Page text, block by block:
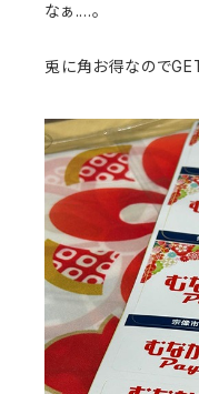
なぁ....。
兎に角お得なので